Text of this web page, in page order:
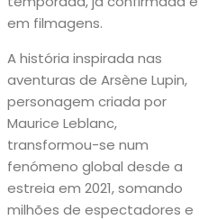
em filmagens.
A história inspirada nas
aventuras de Arsène Lupin,
personagem criada por
Maurice Leblanc,
transformou-se num
fenómeno global desde a
estreia em 2021, somando
milhões de espectadores e